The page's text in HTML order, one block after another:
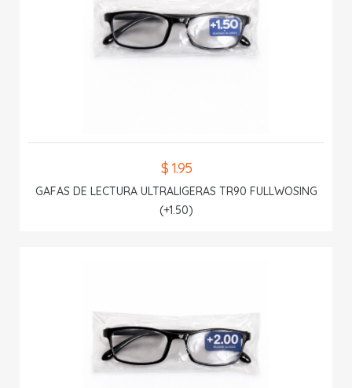
$ 1.95
GAFAS DE LECTURA ULTRALIGERAS TR90 FULLWOSING
(+1.50)